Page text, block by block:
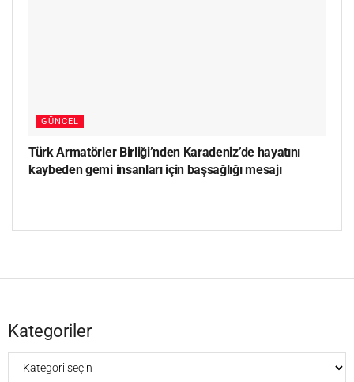
GÜNCEL
Türk Armatörler Birliği’nden Karadeniz’de hayatını
kaybeden gemi insanları için başsağlığı mesajı
Kategoriler